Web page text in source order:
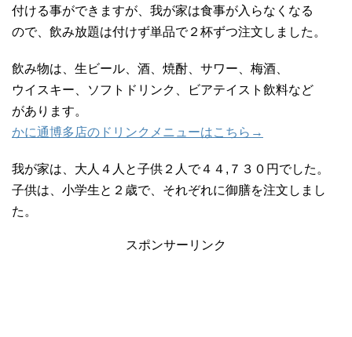
付ける事ができますが、我が家は食事が入らなくなる
ので、飲み放題は付けず単品で２杯ずつ注文しました。
飲み物は、生ビール、酒、焼酎、サワー、梅酒、
ウイスキー、ソフトドリンク、ビアテイスト飲料など
があります。
かに通博多店のドリンクメニューはこちら→
我が家は、大人４人と子供２人で４４,７３０円でした。
子供は、小学生と２歳で、それぞれに御膳を注文しまし
た。
スポンサーリンク